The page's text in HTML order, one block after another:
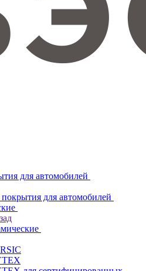
для автомобилей
для автомобилей